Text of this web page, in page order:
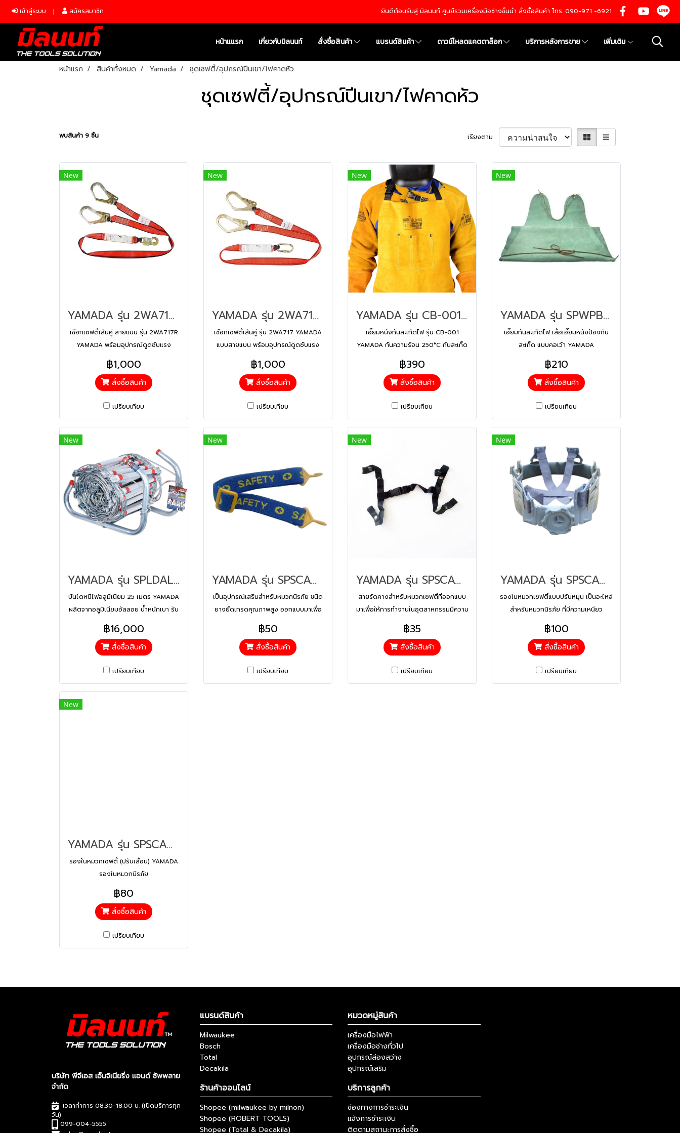
เข้าสู่ระบบ สมัครสมาชิก ยินดีต้อนรับสู่ มิลนนท์ ศูนย์รวมเครื่องมือช่างชั้นนำ สั่งซื้อสินค้า โทร. 090-971 -6921
หน้าแแรก เกี่ยวกับมิลนนท์ สั่งซื้อสินค้า แบรนด์สินค้า ดาวน์โหลดแคตตาล็อก บริการหลังการขาย เพิ่มเติม
หน้าแรก สินค้าทั้งหมด Yamada ชุดเซฟตี้/อุปกรณ์ปีนเขา/ไฟคาดหัว
ชุดเซฟตี้/อุปกรณ์ปีนเขา/ไฟคาดหัว
พบสินค้า 9 ชิ้น เรียงตาม
New
YAMADA รุ่น 2WA717R เชือกเซฟตี้เส้นคู่ SPSB717R
เชือกเซฟตี้เส้นคู่ สายแบน รุ่น 2WA717R
YAMADA พร้อมอุปกรณ์ดูดซับแรง
฿1,000
สั่งซื้อสินค้า
เปรียบเทียบ
New
YAMADA รุ่น 2WA717 เชือกเซฟตี้เส้นคู่ SPSB717
เชือกเซฟตี้เส้นคู่ รุ่น 2WA717 YAMADA
แบบสายแบน พร้อมอุปกรณ์ดูดซับแรง
฿1,000
สั่งซื้อสินค้า
เปรียบเทียบ
New
YAMADA รุ่น CB-001 เอี๊ยมหนังกันสะเก็ด SPWPBCCB001
เอี๊ยมหนังกันสะเก็ดไฟ รุ่น CB-001
YAMADA กันความร้อน 250°C กันสะเก็ด
ปริตชั้นที่ 2 เย็บด้ายเคฟลาร์
฿390
สั่งซื้อสินค้า
เปรียบเทียบ
New
YAMADA รุ่น SPWPBC02 เสื้อเอี๊ยมหนังป้องกันสะเก็ด (คอเว้า)
เอี๊ยมกันสะเก็ดไฟ เสื้อเอี๊ยมหนังป้องกัน
สะเก็ด แบบคอเว้า YAMADA
฿210
สั่งซื้อสินค้า
เปรียบเทียบ
New
YAMADA รุ่น SPLDAL025 บันไดหนีไฟอลูมิเนียม 25 เมตร
บันไดหนีไฟอลูมิเนียม 25 เมตร YAMADA
ผลิตจากอลูมิเนียมอัลลอย น้ำหนักเบา รับ
เหยียบกันลื่นและขาค้ำยันกำแพง
฿16,000
สั่งซื้อสินค้า
เปรียบเทียบ
New
YAMADA รุ่น SPSCACSTRAPGD สายรัดคางหมวกเซฟตี้ (ยางยืด-รุ่นดี)
เป็นอุปกรณ์เสริมสำหรับหมวกนิรภัย ชนิด
ยางยืดเกรดคุณภาพสูง ออกแบบมาเพื่อ
ป้องกันหมวกหลุดออกจากศีรษะขณะ
ปฏิบัติงานในลักษณะก้มเงย
฿50
สั่งซื้อสินค้า
เปรียบเทียบ
New
YAMADA รุ่น SPSCACSTRCT114 สายรัดคางหมวกเซฟตี้ 4 จุด (ไนลอน)
สายรัดคางสำหรับหมวกเซฟตี้ที่ออกแบบ
มาเพื่อให้การทำงานในอุตสาหกรรมมีความ
แข็งแรง ทนทาน และสะดวกต่อการปรับใช้
งาน
฿35
สั่งซื้อสินค้า
เปรียบเทียบ
New
YAMADA รุ่น SPSCACSUP006 รองในหมวกเซฟตี้ (ปรับหมุน)
รองในหมวกเซฟตี้แบบปรับหมุน เป็นอะไหล่
สำหรับหมวกนิรภัย ที่มีความเหนียว
อย่างดีเยี่ยม ออกแบบมาเพื่อการปรับ
ขนาดให้กระชับศีรษะได้ง่าย
฿100
สั่งซื้อสินค้า
เปรียบเทียบ
New
YAMADA รุ่น SPSCACSUP004 รองในหมวกเซฟตี้ (ปรับเลื่อน)
รองในหมวกเซฟตี้ (ปรับเลื่อน) YAMADA
รองในหมวกนิรภัย
฿80
สั่งซื้อสินค้า
เปรียบเทียบ
บริษัท พีจีเอส เอ็นจิเนียริ่ง แอนด์ ซัพพลาย
จำกัด
เวลาทำการ 08.30-18.00 น. (เปิดบริการทุก
วัน)
099-004-5555
แบรนด์สินค้า
Milwaukee
Bosch
Total
Decakila
หมวดหมู่สินค้า
เครื่องมือไฟฟ้า
เครื่องมือช่างทั่วไป
อุปกรณ์ส่องสว่าง
อุปกรณ์เสริม
ร้านค้าออนไลน์
Shopee (milwaukee by milnon)
Shopee (ROBERT TOOLS)
Shopee (Total & Decakila)
บริการลูกค้า
ช่องทางการชำระเงิน
แจ้งการชำระเงิน
ติดตามสถานะการสั่งซื้อ